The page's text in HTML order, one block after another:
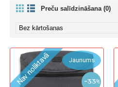
Preču salīdzināšana (0)
Jaunums
-33%
Nav noliktavā